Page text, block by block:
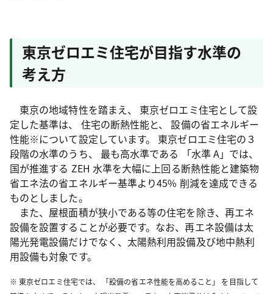
東京ゼロエミ住宅が目指す水準の
考え方
東京の地域特性を踏まえ、 東京ゼロエミ住宅として設
定した基準は、 住宅の断熱性能と、 設備の省エネルギー
性能※について設定しています。 東京ゼロエミ住宅の３
段階の水準のうち、 最も高水準である 「水準 A」では、
国が推進する ZEH 水準を大幅に上回る断熱性能と建築物
省エネ法の省エネルギー基準より45% 削減を達成できる
ものとしました。
また、屋根面積が狭小である等の住宅を除き、再エネ
設備を設置することが必要です。なお、再エネ設備は太
陽光発電設備だけでなく、太陽熱利用設備及び地中熱利
用設備も対象です。
※ 東京ゼロエミ住宅では、 「設備の省エネ性能を高めること」 を目指して